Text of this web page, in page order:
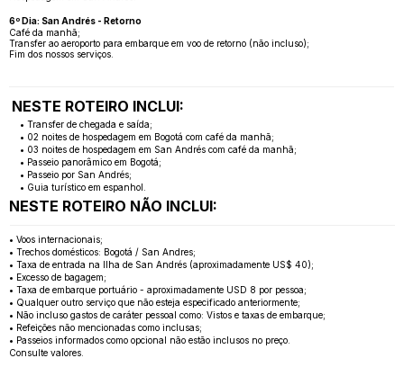
NESTE ROTEIRO INCLUI:
• Transfer de chegada e saída;
• 02 noites de hospedagem em Bogotá com café da manhã;
• 03 noites de hospedagem em San Andrés com café da manhã;
• Passeio panorâmico em Bogotá;
• Passeio por San Andrés;
• Guia turístico em espanhol.
NESTE ROTEIRO NÃO INCLUI:
• Voos internacionais;
• Trechos domésticos: Bogotá / San Andres;
• Taxa de entrada na Ilha de San Andrés (aproximadamente US$ 40);
• Excesso de bagagem;
• Taxa de embarque portuário - aproximadamente USD 8 por pessoa;
• Qualquer outro serviço que não esteja especificado anteriormente;
• Não incluso gastos de caráter pessoal como: Vistos e taxas de embarque;
• Refeições não mencionadas como inclusas;
• Passeios informados como opcional não estão inclusos no preço.
Consulte valores.
6º Dia: San Andrés - Retorno
Café da manhã;
Transfer ao aeroporto para embarque em voo de retorno (não incluso);
Fim dos nossos serviços.